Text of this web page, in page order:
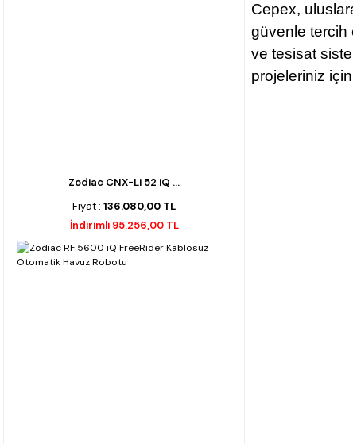
Zodiac CNX-Li 52 iQ ...
Fiyat : 136.080,00 TL
İndirimli 95.256,00 TL
Cepex,
güvenle tercih
ve tesisat
projeleriniz